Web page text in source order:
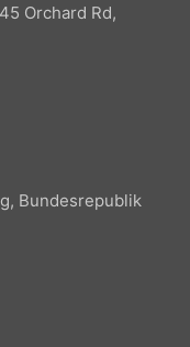
Orchard Rd,
Bundesrepublik